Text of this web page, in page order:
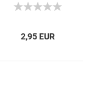
2,95 EUR